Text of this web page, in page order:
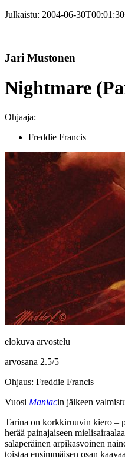
Julkaistu: 2004-06-
Jari Mustonen
Nightmare
Ohjaaja:
Freddie Francis
elokuva arvostelu
arvosana 2.5/5
Ohjaus: Freddie Francis
Vuosi Maniacin jälkeen
Tarina on korkkiruuvin kiero –
herää painajaiseen
salaperäinen arpikasvoinen
toistaa ensimmäisen osan